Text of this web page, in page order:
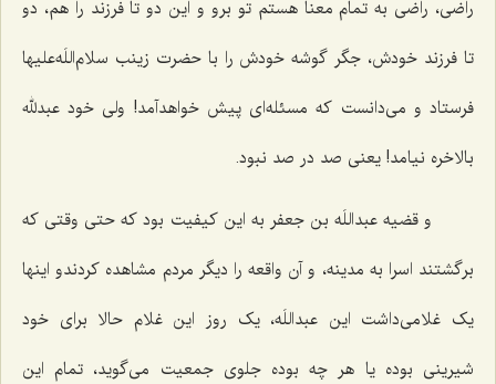
راضی، راضی به تمام معنا هستم تو برو و این دو تا فرزند را هم، دو
تا فرزند خودش، جگر گوشه خودش را با حضرت زینب سلام‌اللَه‌علیها
فرستاد و می‌دانست که مسئله‌ای پیش خواهدآمد! ولی خود عبدلله
بالاخره نیامد! یعنی صد در صد نبود.
و قضیه عبداللَه بن جعفر به این کیفیت بود که حتی وقتی که
برگشتند اسرا به مدینه، و آن واقعه را دیگر مردم مشاهده کردندو اینها
یک غلامی‌داشت این عبداللَه، یک روز این غلام حالا برای خود
شیرینی بوده یا هر چه بوده جلوی جمعیت می‌گوید، تمام این